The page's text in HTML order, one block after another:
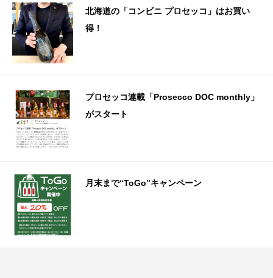
北海道の「コンビニ プロセッコ」はお買い
得！
プロセッコ連載「Prosecco DOC monthly」
がスタート
月末まで“ToGo”キャンペーン